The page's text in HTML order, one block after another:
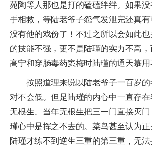
苑陶等人那也是打的磕磕绊绊。如果
手相救，等陆老爷子怨气发泄完还真
没有他的戏份了！不过之所以会如此
的技能不强，更不是陆瑾的实力不高
高宁和穿肠毒药窦梅时陆瑾的通天菉用
按照道理来说以陆老爷子一百岁
对不会低。但是陆瑾的内心中一直存
无根生。当年无根生把三一门直接灭
瑾心中是挥之不去的。菜鸟甚至认为
陆瑾才练不到逆生三重的第三重，无法